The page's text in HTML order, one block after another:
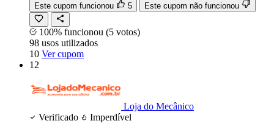
Este cupom funcionou 5 Este cupom não funcionou
100% funcionou (5 votos)
98 usos utilizados
10 Ver cupom
12
Loja do Mecânico
Verificado
Imperdível